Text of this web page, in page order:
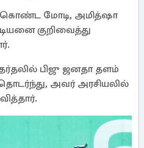
மோடி, அமித்ஷா
குறிவைத்து
பிஜு ஜனதா தளம்
அவர் அரசியலில்